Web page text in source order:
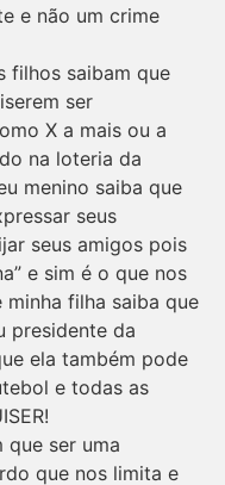
e não um crime
filhos saibam que
ser
X a mais ou a
na loteria da
menino saiba que
seus
seus amigos pois
e sim é o que nos
minha filha saiba que
presidente da
ela também pode
e todas as
que ser uma
que nos limita e